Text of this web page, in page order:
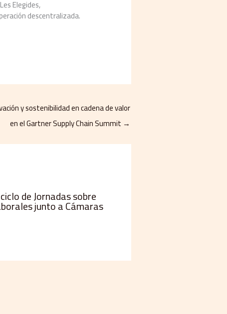
Elegides,
descentralizada.
y sostenibilidad en cadena de valor
en el Gartner Supply Chain Summit →
de Jornadas sobre
junto a Cámaras